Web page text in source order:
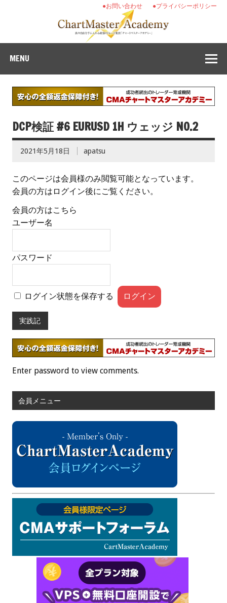
●プライバシーポリシー
●お問い合わせ
MENU
DCP検証 #6 EURUSD 1H ウェッジ NO.2
2021年5月18日 apatsu
このページは会員様のみ閲覧可能となっています。
会員の方はログイン後にご覧ください。
会員の方はこちら
ユーザー名
パスワード
ログイン状態を保存する
実践記
Enter password to view comments.
会員メニュー